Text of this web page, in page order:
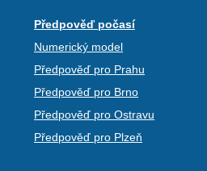
Předpověď počasí
Numerický model
Předpověď pro Prahu
Předpověď pro Brno
Předpověď pro Ostravu
Předpověď pro Plzeň